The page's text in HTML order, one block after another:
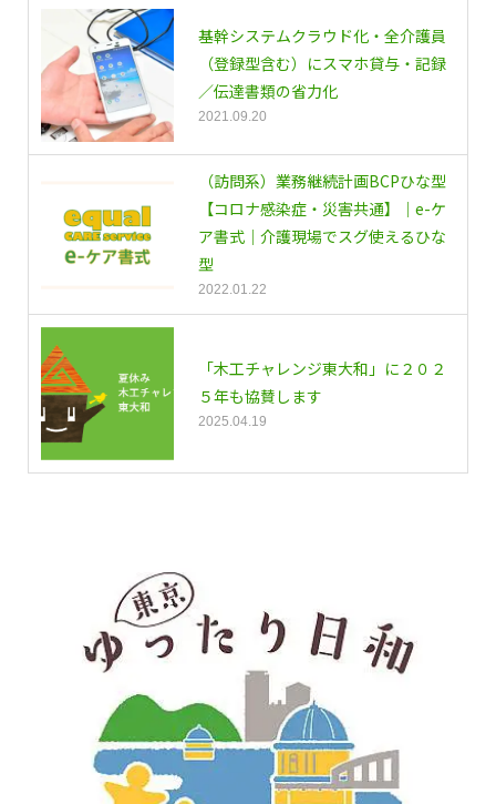
基幹システムクラウド化・全介護員
（登録型含む）にスマホ貸与・記録
／伝達書類の省力化
2021.09.20
（訪問系）業務継続計画BCPひな型
【コロナ感染症・災害共通】｜e-ケ
ア書式｜介護現場でスグ使えるひな
型
2022.01.22
「木工チャレンジ東大和」に２０２
５年も協賛します
2025.04.19